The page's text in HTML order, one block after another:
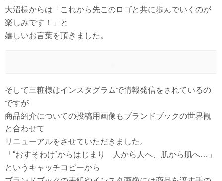
大沼様からは「これから先このロゴと共に歩んでいくのが
楽しみです！」と
嬉しいお言葉を頂きました。
そして三粧様はインスタグラムで情報発信をされているの
ですが
商品紹介についての投稿用画像もブランドブックの世界観
と合わせて
リニューアルをさせていただきました。
「“おすそわけ”からはじまり 人から人へ、肌から肌へ…」
というキャッチコピーから